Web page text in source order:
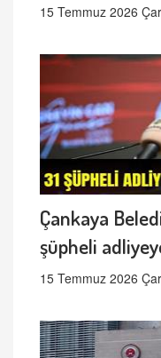
15 Temmuz 2026
Çankaya
şüpheli
15 Temmuz 2026